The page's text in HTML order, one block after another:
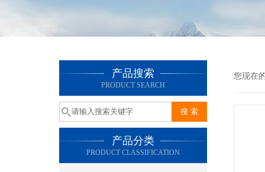
产品搜索
PRODUCT SEARCH
产品分类
PRODUCT CLASSIFICATION
您现在